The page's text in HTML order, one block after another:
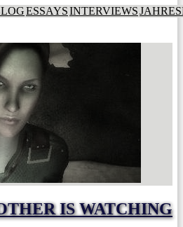
ESSAYSINTERVIEWS
IS WATCHING